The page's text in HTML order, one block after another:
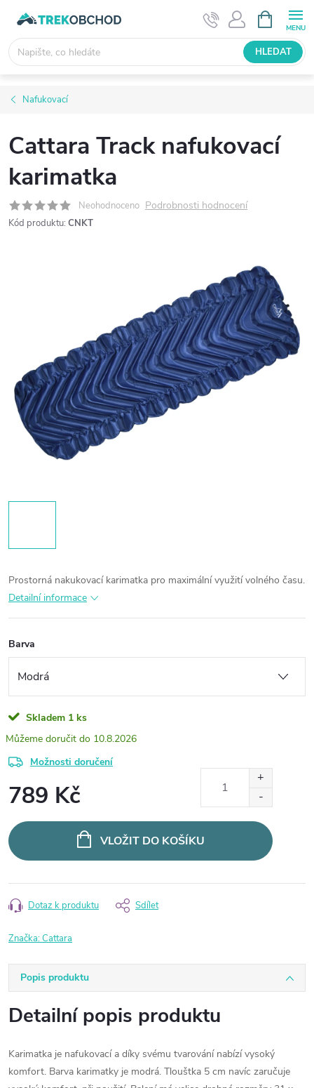
obsah
NÁKUPNÍ
KOŠÍK
HLEDAT
Nafukovací
Cattara Track nafukovací
karimatka
Neohodnoceno Podrobnosti hodnocení
Kód produktu: CNKT
Prostorná nakukovací karimatka pro maximální využití volného času.
Detailní informace
Barva
Skladem 1 ks
10.8.2026
Možnosti doručení
789 Kč
cena:
VLOŽIT DO KOŠÍKU
Dotaz k produktu Sdílet
Značka:Cattara
Popis produktu
Detailní popis produktu
Karimatka je nafukovací a díky svému tvarování nabízí vysoký
komfort. Barva karimatky je modrá. Tlouštka 5 cm navíc zaručuje